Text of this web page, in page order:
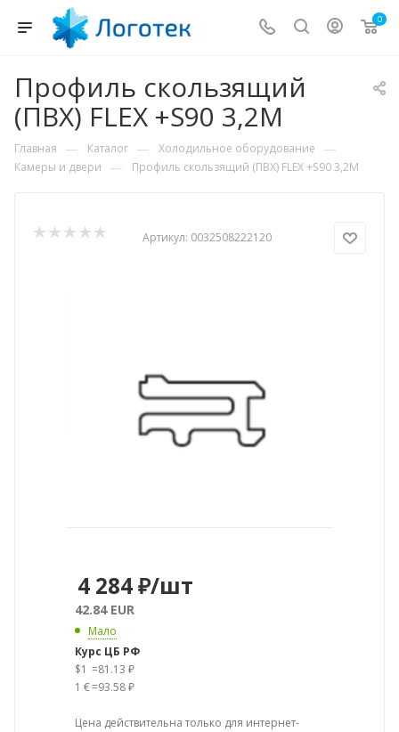
0
Профиль скользящий
(ПВХ) FLEX +S90 3,2M
Главная — Каталог — Холодильное оборудование —
Камеры и двери — Профиль скользящий (ПВХ) FLEX +S90 3,2M
Артикул: 0032508222120
4 284₽/шт
42.84 EUR
Мало
Курс ЦБ РФ
$1 =81.13 ₽
1 €=93.58 ₽
Цена действительна только для интернет-